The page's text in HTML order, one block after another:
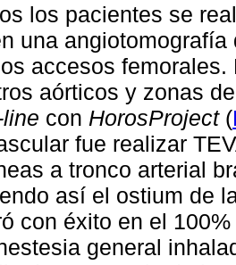
los pacientes se
una
accesos
aórticos y zonas
con HorosProject(
fue realizar
a tronco arterial
así el ostium de
con éxito en el
general